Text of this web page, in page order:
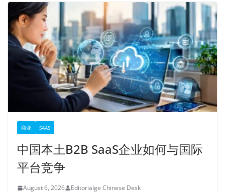
商业 SAAS
中国本土B2B SaaS企业如何与国际
平台竞争
August 6, 2026 Editorialge Chinese Desk